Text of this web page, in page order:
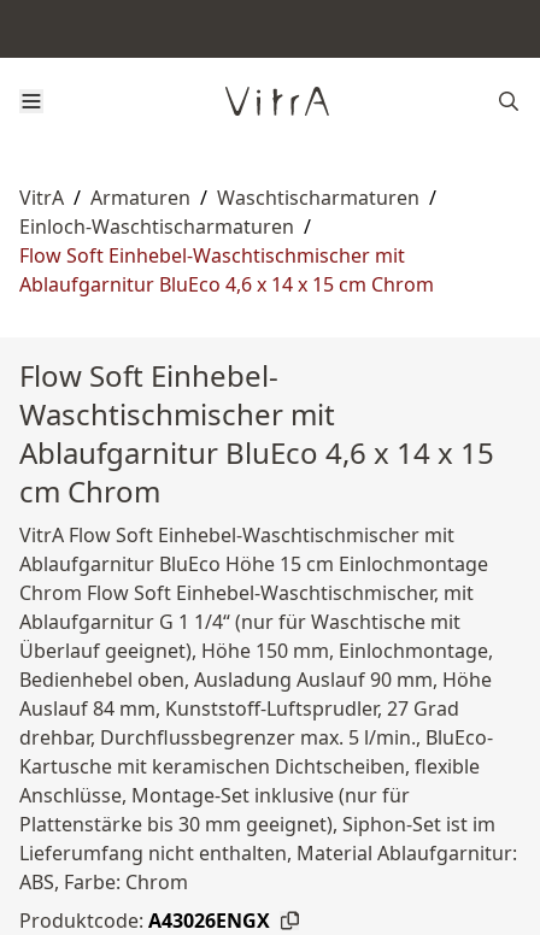
VitrA / Armaturen / Waschtischarmaturen /
Einloch-Waschtischarmaturen /
Flow Soft Einhebel-Waschtischmischer mit
Ablaufgarnitur BluEco 4,6 x 14 x 15 cm Chrom
Flow Soft Einhebel-
Waschtischmischer mit
Ablaufgarnitur BluEco 4,6 x 14 x 15
cm Chrom
VitrA Flow Soft Einhebel-Waschtischmischer mit
Ablaufgarnitur BluEco Höhe 15 cm Einlochmontage
Chrom Flow Soft Einhebel-Waschtischmischer, mit
Ablaufgarnitur G 1 1/4“ (nur für Waschtische mit
Überlauf geeignet), Höhe 150 mm, Einlochmontage,
Bedienhebel oben, Ausladung Auslauf 90 mm, Höhe
Auslauf 84 mm, Kunststoff-Luftsprudler, 27 Grad
drehbar, Durchflussbegrenzer max. 5 l/min., BluEco-
Kartusche mit keramischen Dichtscheiben, flexible
Anschlüsse, Montage-Set inklusive (nur für
Plattenstärke bis 30 mm geeignet), Siphon-Set ist im
Lieferumfang nicht enthalten, Material Ablaufgarnitur:
ABS, Farbe: Chrom
Produktcode: A43026ENGX